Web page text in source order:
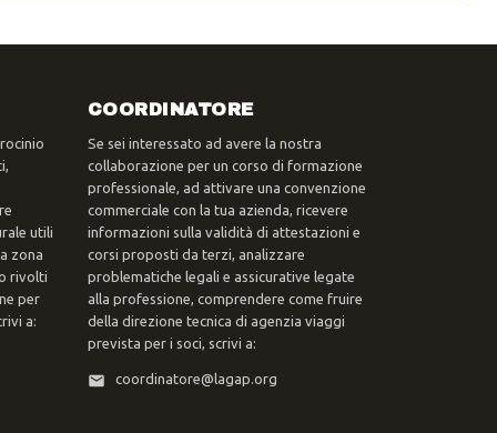
utili
zona
rivolti
per
a:
COORDINATORE
Se sei interessato ad avere la nostra
collaborazione per un corso di formazione
professionale, ad attivare una convenzione
commerciale con la tua azienda, ricevere
informazioni sulla validità di attestazioni e
corsi proposti da terzi, analizzare
problematiche legali e assicurative legate
alla professione, comprendere come fruire
della direzione tecnica di agenzia viaggi
prevista per i soci, scrivi a:
coordinatore@lagap.org